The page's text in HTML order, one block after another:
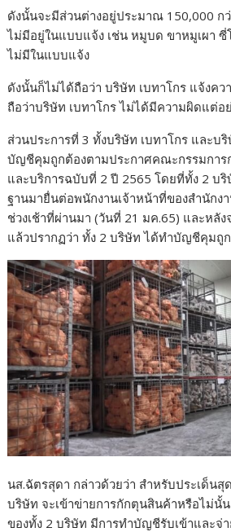
ดังนั้นจะมีส่วนต่างอยู่ประมาณ 150,000 ก
ไม่มีอยู่ในแบบแจ้ง เช่น หมูบด ขาหมูเผา
ไม่มีในแบบแจ้ง
ดังนั้นก็ไม่ได้ถือว่า บริษัท เบทาโกร แจ้งคว
ถือว่าบริษัท เบทาโกร ไม่ได้มีความผิดแต่อ
ส่วนประการที่ 3 ทั้งบริษัท เบทาโกร และ
บัญชีคุมถูกต้องตามประกาศคณะกรรมการ
และบริการฉบับที่ 2 ปี 2565 โดยที่ทั้ง 2 บริ
ฐานมายื่นต่อพนักงานเจ้าหน้าที่ของสำนักง
ช่วงเช้าที่ผ่านมา (วันที่ 21 มค.65) และหลัง
แล้วปรากฏว่า ทั้ง 2 บริษัท ได้ทำบัญชีคุมถู
นส.ฉัตรสุดา กล่าวด้วยว่า สำหรับประเด็นสุ
บริษัท จะเข้าข่ายการกักตุนสินค้าหรือไม่นั้
ของทั้ง 2 บริษัท มีการทำบัญชีรับเข้าและจ่